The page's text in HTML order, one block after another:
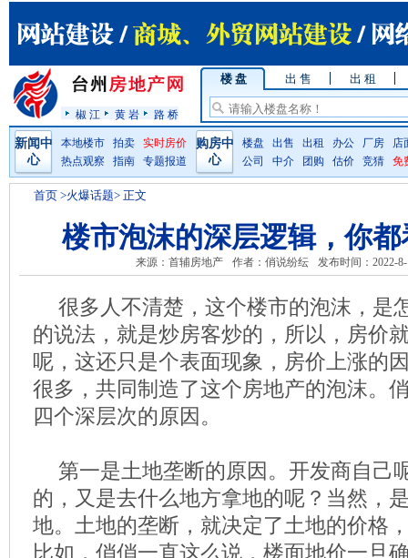
椒 江 黄 岩 路 桥
楼 盘 出 售 出 租
新闻中
心
本地楼市 拍卖
实时房价
热点观察
指南 专题报道
购房中
心
楼盘 出售 出租 办公 厂房
店
公司
中介 团购 估价 竞猜 免
首页 >火爆话题> 正文
楼市泡沫的深层逻辑，你
来源：首辅房地产 作者：俏说纷纭 发布时间：2022-8-
很多人不清楚，这个楼市的泡沫，是
的说法，就是炒房客炒的，所以，房价
呢，这还只是个表面现象，房价上涨的
很多，共同制造了这个房地产的泡沫。
四个深层次的原因。
第一是土地垄断的原因。开发商自己
的，又是去什么地方拿地的呢？当然，
地。土地的垄断，就决定了土地的价格
比如，俏俏一直这么说，楼面地价一旦